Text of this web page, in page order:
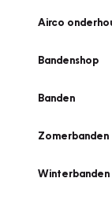
Airco
Bandenshop
Banden
Zomerbanden
Winterbanden